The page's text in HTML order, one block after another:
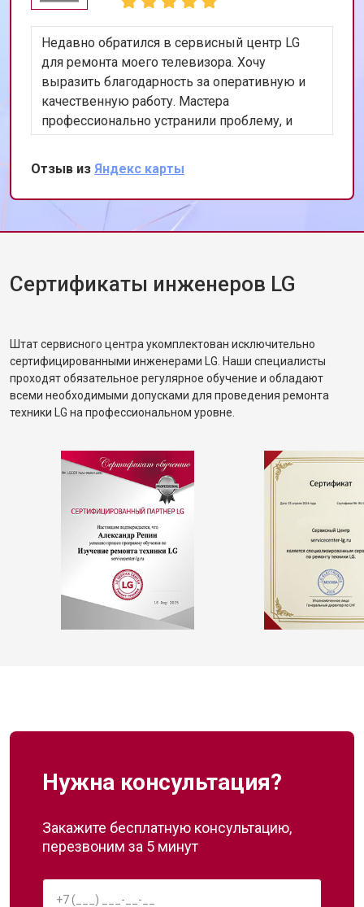
Недавно обратился в сервисный центр LG
для ремонта моего телевизора. Хочу
выразить благодарность за оперативную и
качественную работу. Мастера
профессионально устранили проблему, и
теперь мой телевизор работает безупречно.
Особенно порадовало, что ремонт был
выполнен в тот же день. Спасибо за вашу
работу!
Отзыв из Яндекс карты
Сертификаты инженеров LG
Штат сервисного центра укомплектован исключительно
сертифицированными инженерами LG. Наши специалисты
проходят обязательное регулярное обучение и обладают
всеми необходимыми допусками для проведения ремонта
техники LG на профессиональном уровне.
Нужна консультация?
Закажите бесплатную консультацию,
перезвоним за 5 минут